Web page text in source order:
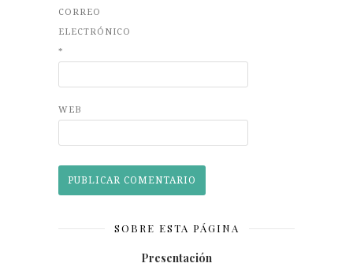
CORREO
ELECTRÓNICO
*
WEB
SOBRE ESTA PÁGINA
Presentación